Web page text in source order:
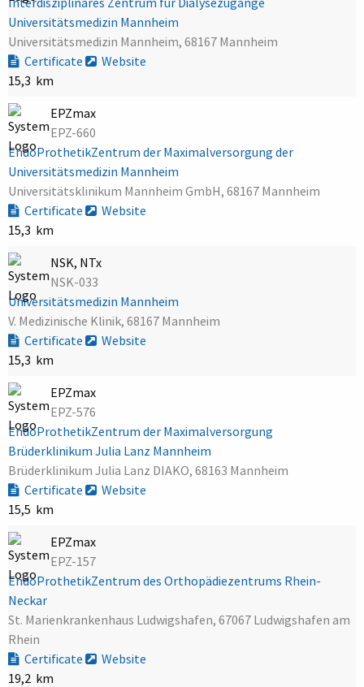
Universitätsmedizin Mannheim
Universitätsmedizin Mannheim, 68167 Mannheim
Certificate
Website
15,3 km
EPZmax
EPZ-660
EndoProthetikZentrum der Maximalversorgung der
Universitätsmedizin Mannheim
Universitätsklinikum Mannheim GmbH, 68167 Mannheim
Certificate
Website
15,3 km
NSK, NTx
NSK-033
Universitätsmedizin Mannheim
V. Medizinische Klinik, 68167 Mannheim
Certificate
Website
15,3 km
EPZmax
EPZ-576
EndoProthetikZentrum der Maximalversorgung
Brüderklinikum Julia Lanz Mannheim
Brüderklinikum Julia Lanz DIAKO, 68163 Mannheim
Certificate
Website
15,5 km
EPZmax
EPZ-157
EndoProthetikZentrum des Orthopädiezentrums Rhein-
Neckar
St. Marienkrankenhaus Ludwigshafen, 67067 Ludwigshafen am
Rhein
Certificate
Website
19,2 km